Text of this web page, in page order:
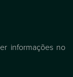
informações no